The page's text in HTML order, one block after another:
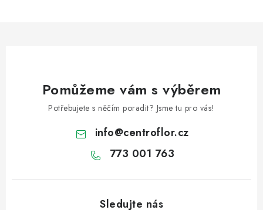
Pomůžeme vám s výběrem
Potřebujete s něčím poradit? Jsme tu pro vás!
info@centroflor.cz
773 001 763